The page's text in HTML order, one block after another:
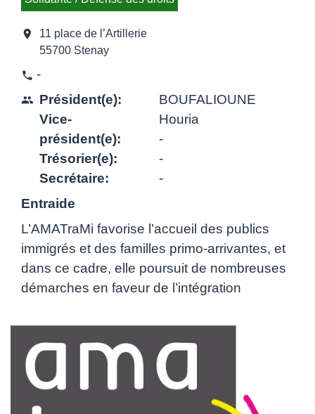
location_on
11 place de l’Artillerie
55700 Stenay
phone -
people Président(e):
Vice-
président(e):
Trésorier(e):
Secrétaire:
BOUFALIOUNE
Houria
-
-
-
Entraide
L’AMATraMi favorise l’accueil des publics
immigrés et des familles primo-arrivantes, et
dans ce cadre, elle poursuit de nombreuses
démarches en faveur de l’intégration